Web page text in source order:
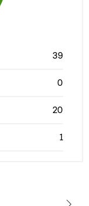
39
0
20
1